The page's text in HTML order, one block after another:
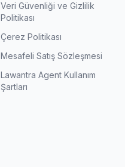
Veri Güvenliği ve Gizlilik
Politikası
Çerez Politikası
Mesafeli Satış Sözleşmesi
Lawantra Agent Kullanım
Şartları